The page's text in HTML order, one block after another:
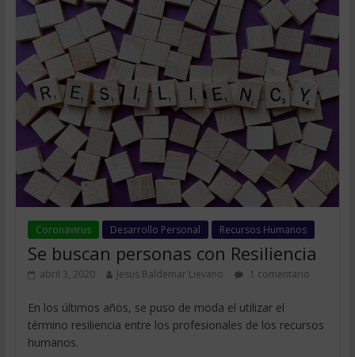
Coronavirus Desarrollo Personal Recursos Humanos
Se buscan personas con Resiliencia
abril 3, 2020 Jesus Baldemar Lievano 1 comentario
En los últimos años, se puso de moda el utilizar el
término resiliencia entre los profesionales de los recursos
humanos.